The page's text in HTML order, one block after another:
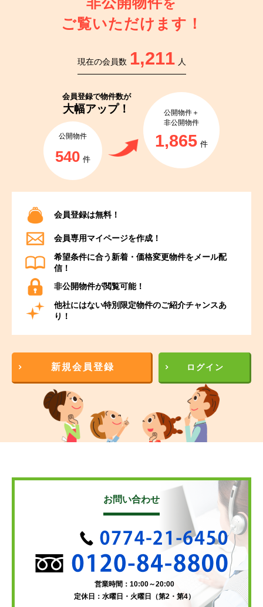
を
ご覧いただけます！
現在の会員数 1,211 人
会員登録で物件数が
大幅アップ！
公開物件
540 件
公開物件＋
非公開物件
1,865 件
会員登録は無料！
会員専用マイページを作成！
希望条件に合う新着・価格変更物件をメール配
信！
非公開物件が閲覧可能！
他社にはない特別限定物件のご紹介チャンスあ
り！
新規会員登録 ログイン
お問い合わせ
営業時間：10:00～20:00
定休日：水曜日・火曜日（第2・第4）